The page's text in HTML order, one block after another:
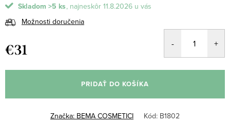
Skladom >5 ks
11.8.2026
Možnosti doručenia
€31
cena:
PRIDAŤ DO KOŠÍKA
Značka: BEMA COSMETICI Kód: B1802